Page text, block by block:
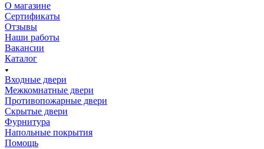
О магазине
Сертификаты
Отзывы
Наши работы
Вакансии
Каталог
Входные двери
Межкомнатные двери
Противопожарные двери
Скрытые двери
Фурнитура
Напольные покрытия
Помощь